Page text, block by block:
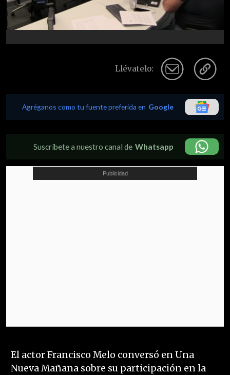
Llévatelo:
Agréganos como tu fuente preferida en Google
Suscríbete a nuestro canal de Whatsapp
El actor Francisco Melo conversó en Una
Nueva Mañana sobre su participación en la